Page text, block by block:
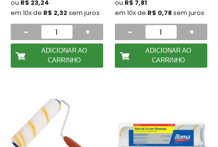
ou R$ 23,24
em 10x de R$ 2,32sem juros
- +
ADICIONAR AO
CARRINHO
ou R$ 7,81
em 10x de R$ 0,78sem juros
- +
ADICIONAR AO
CARRINHO